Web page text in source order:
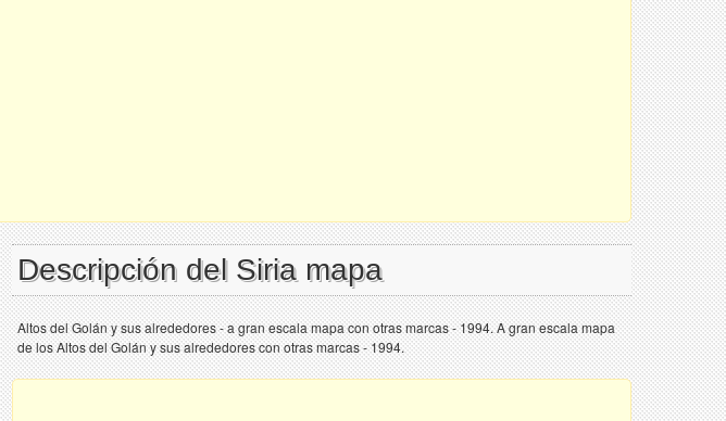
Descripción del Siria mapa
Altos del Golán y sus alrededores - a gran escala mapa con otras marcas - 1994. A gran escala mapa
de los Altos del Golán y sus alrededores con otras marcas - 1994.